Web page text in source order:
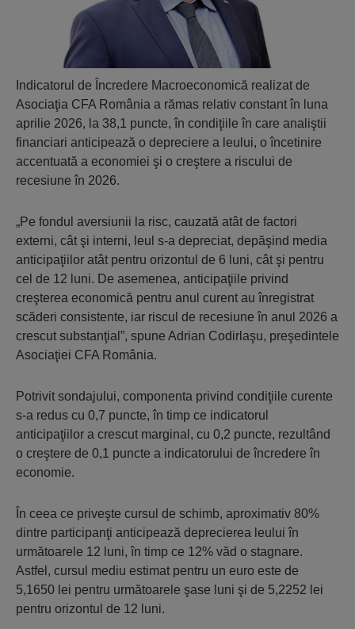
Indicatorul de Încredere Macroeconomică realizat de
Asociaţia CFA România a rămas relativ constant în luna
aprilie 2026, la 38,1 puncte, în condiţiile în care analiştii
financiari anticipează o depreciere a leului, o încetinire
accentuată a economiei şi o creştere a riscului de
recesiune în 2026.
„Pe fondul aversiunii la risc, cauzată atât de factori
externi, cât şi interni, leul s-a depreciat, depăşind media
anticipaţiilor atât pentru orizontul de 6 luni, cât şi pentru
cel de 12 luni. De asemenea, anticipaţiile privind
creşterea economică pentru anul curent au înregistrat
scăderi consistente, iar riscul de recesiune în anul 2026 a
crescut substanţial”, spune Adrian Codirlaşu, preşedintele
Asociaţiei CFA România.
Potrivit sondajului, componenta privind condiţiile curente
s-a redus cu 0,7 puncte, în timp ce indicatorul
anticipaţiilor a crescut marginal, cu 0,2 puncte, rezultând
o creştere de 0,1 puncte a indicatorului de încredere în
economie.
În ceea ce priveşte cursul de schimb, aproximativ 80%
dintre participanţi anticipează deprecierea leului în
următoarele 12 luni, în timp ce 12% văd o stagnare.
Astfel, cursul mediu estimat pentru un euro este de
5,1650 lei pentru următoarele şase luni şi de 5,2252 lei
pentru orizontul de 12 luni.